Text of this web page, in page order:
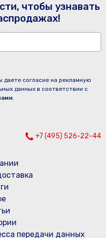
чтобы узнавать
даете согласие на рекламную
данных в соответствии с
.
+7 (495) 526-22-44
передачи данных